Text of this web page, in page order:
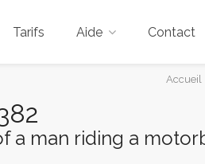
Tarifs Aide Contact
VousAccueil
a man riding a